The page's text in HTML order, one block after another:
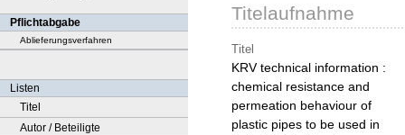
Pflichtabgabe
Ablieferungsverfahren
Listen
Titel
Autor / Beteiligte
Titelaufnahme
Titel
KRV technical information :
chemical resistance and
permeation behaviour of
plastic pipes to be used in